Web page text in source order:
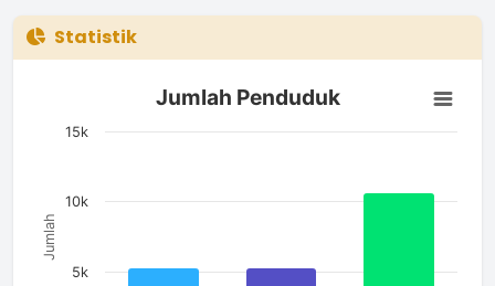
Statistik
Jumlah Penduduk
Bar chart with 3 bars.
The chart has 1 X axis displaying categories.
Jumlah
Jumlah Penduduk
5k
10k
15k